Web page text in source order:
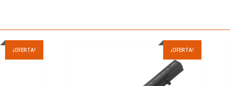
¡OFERTA! ¡OFERTA!